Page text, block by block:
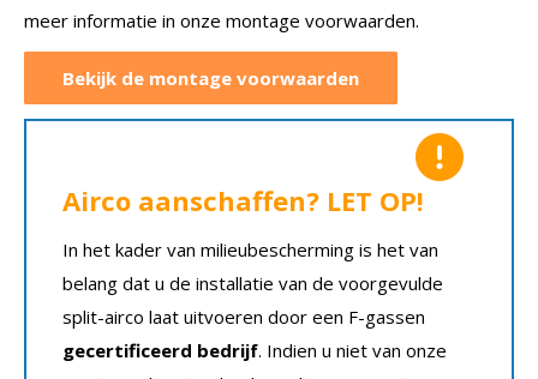
meer informatie in onze montage voorwaarden.
Bekijk de montage voorwaarden
Airco aanschaffen? LET OP!
In het kader van milieubescherming is het van
belang dat u de installatie van de voorgevulde
split-airco laat uitvoeren door een F-gassen
gecertificeerd bedrijf. Indien u niet van onze